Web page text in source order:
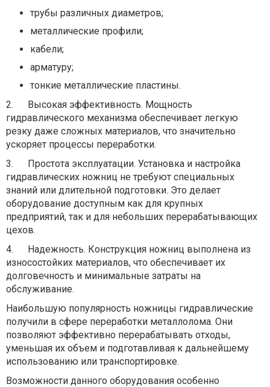
трубы различных диаметров;
металлические профили;
кабели;
арматуру;
тонкие металлические пластины.
2.
Высокая эффективность. Мощность
гидравлического механизма обеспечивает легкую
резку даже сложных материалов, что значительно
ускоряет процессы переработки.
3.
Простота эксплуатации. Установка и настройка
гидравлических ножниц не требуют специальных
знаний или длительной подготовки. Это делает
оборудование доступным как для крупных
предприятий, так и для небольших перерабатывающих
цехов.
4.
Надежность. Конструкция ножниц выполнена из
износостойких материалов, что обеспечивает их
долговечность и минимальные затраты на
обслуживание.
Наибольшую популярность ножницы гидравлические
получили в сфере переработки металлолома. Они
позволяют эффективно перерабатывать отходы,
уменьшая их объем и подготавливая к дальнейшему
использованию или транспортировке.
Возможности данного оборудования особенно